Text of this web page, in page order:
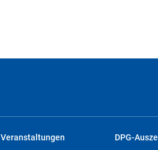
Veranstaltungen DPG-